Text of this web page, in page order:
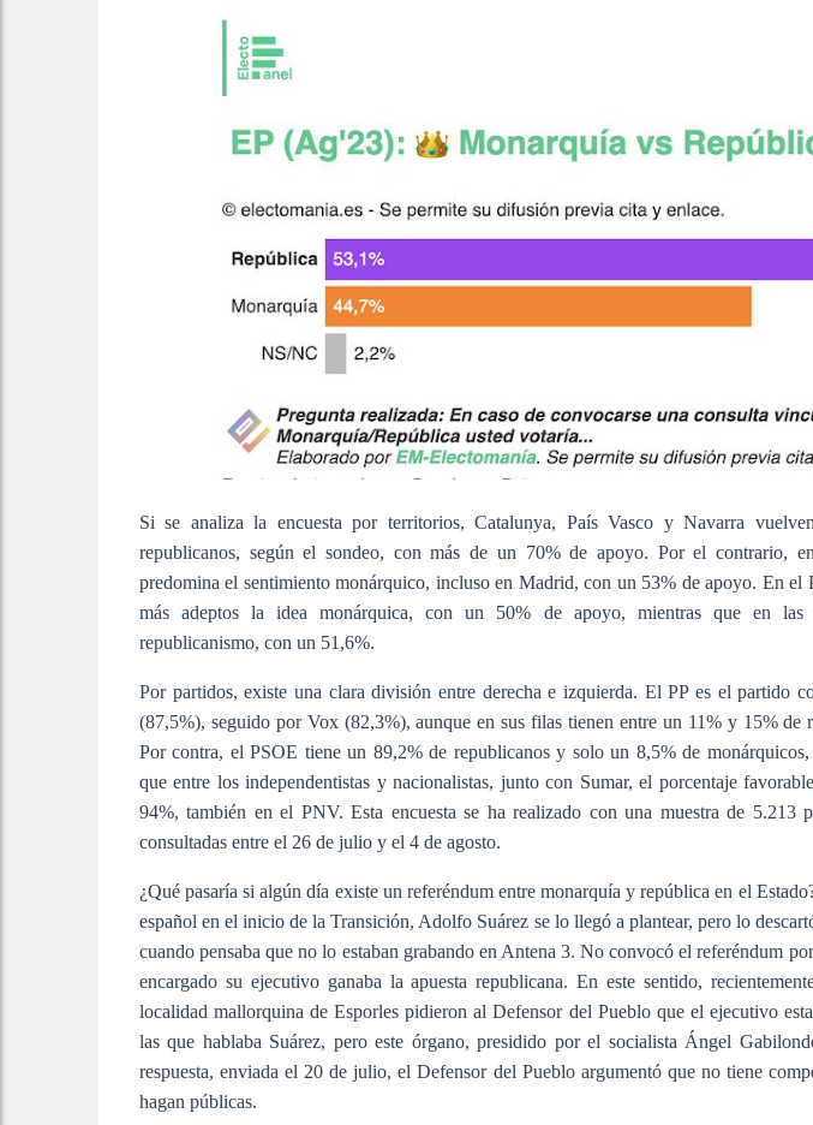
Si se analiza la encuesta por territorios, Catalunya, País Vasco y Navarra
republicanos, según el sondeo, con más de un 70% de apoyo. Por el contrario,
predomina el sentimiento monárquico, incluso en Madrid, con un 53% de apoyo. En el
más adeptos la idea monárquica, con un 50% de apoyo, mientras que en las
republicanismo, con un 51,6%.
Por partidos, existe una clara división entre derecha e izquierda. El PP es el partido
(87,5%), seguido por Vox (82,3%), aunque en sus filas tienen entre un 11% y 15% de
Por contra, el PSOE tiene un 89,2% de republicanos y solo un 8,5% de monárquicos,
que entre los independentistas y nacionalistas, junto con Sumar, el porcentaje
94%, también en el PNV. Esta encuesta se ha realizado con una muestra de 5.213
consultadas entre el 26 de julio y el 4 de agosto.
¿Qué pasaría si algún día existe un referéndum entre monarquía y república en el
español en el inicio de la Transición, Adolfo Suárez se lo llegó a plantear, pero lo
cuando pensaba que no lo estaban grabando en Antena 3. No convocó el referéndum
encargado su ejecutivo ganaba la apuesta republicana. En este sentido,
localidad mallorquina de Esporles pidieron al Defensor del Pueblo que el ejecutivo
las que hablaba Suárez, pero este órgano, presidido por el socialista Ángel
respuesta, enviada el 20 de julio, el Defensor del Pueblo argumentó que no tiene
hagan públicas.